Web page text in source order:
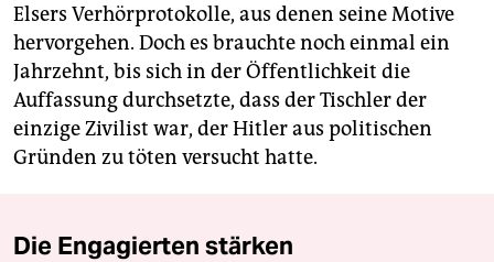
Elsers Verhörprotokolle, aus denen seine Motive
hervorgehen. Doch es brauchte noch einmal ein
Jahrzehnt, bis sich in der Öffentlichkeit die
Auffassung durchsetzte, dass der Tischler der
einzige Zivilist war, der Hitler aus politischen
Gründen zu töten versucht hatte.
Die Engagierten stärken